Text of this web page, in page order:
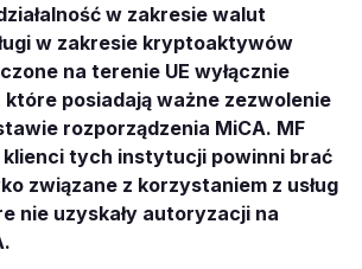
w zakresie walut
w zakresie kryptoaktywów
na terenie UE wyłącznie
posiadają ważne zezwolenie
rozporządzenia MiCA. MF
tych instytucji powinni brać
związane z korzystaniem z usług
nie uzyskały autoryzacji na